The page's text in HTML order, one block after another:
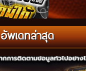
อัพเดทล่าสุด